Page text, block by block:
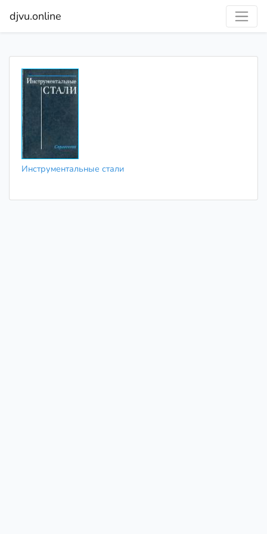
djvu.online
Инструментальные стали